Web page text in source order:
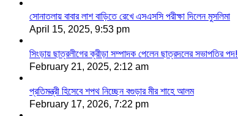
সোনাতলায় বাবার লাশ বাড়িতে রেখে এসএসসি পরীক্ষা দিলেন মুসলিমা
April 15, 2025, 9:53 pm
সিংড়ায় ছাত্রলীগের ক্রীড়া সম্পাদক পেলেন ছাত্রদলের সভাপতির পদ!
February 21, 2025, 2:12 am
প্রতিমন্ত্রী হিসেবে শপথ নিচ্ছেন বগুড়ার মীর শাহে আলম
February 17, 2026, 7:22 pm